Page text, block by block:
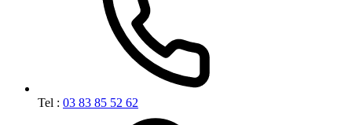
Tel : 03 83 85 52 62